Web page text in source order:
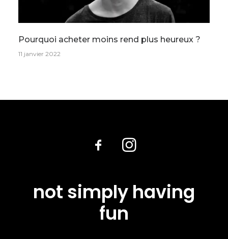
Pourquoi acheter moins rend plus heureux ?
11 janvier 2022
not simply having
fun